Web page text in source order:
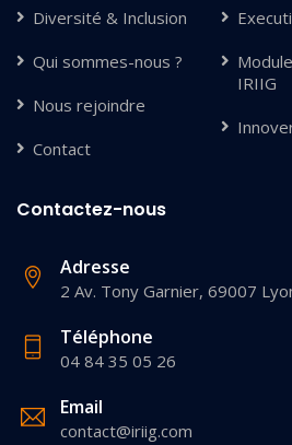
Diversité & Inclusion
Qui sommes-nous ?
Nous rejoindre
Contact
IRIIG
Contactez-nous
Adresse
2 Av. Tony Garnier, 69007
Téléphone
04 84 35 05 26
Email
contact@iriig.com